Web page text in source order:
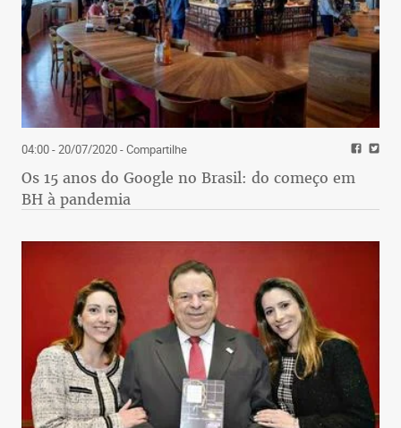
04:00 - 20/07/2020- Compartilhe
Os 15 anos do Google no Brasil: do começo em
BH à pandemia